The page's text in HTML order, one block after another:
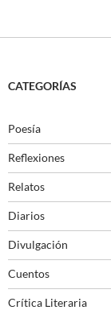
CATEGORÍAS
Poesía
Reflexiones
Relatos
Diarios
Divulgación
Cuentos
Crítica Literaria